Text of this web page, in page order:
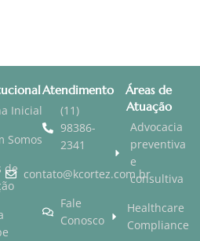
Inicial
Somos
de
Atendimento
(11)
98386-
2341
contato@kcortez.com.br
Fale
Conosco
Áreas de
Atuação
Advocacia
preventiva
e
consultiva
Healthcare
Compliance